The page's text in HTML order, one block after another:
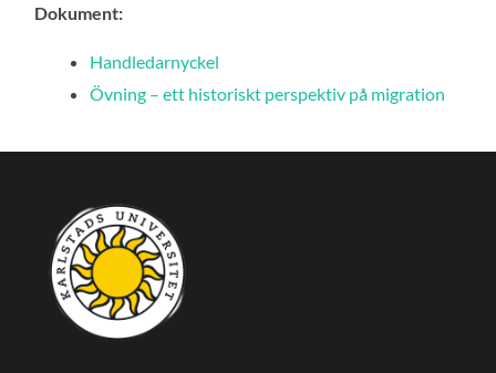
Dokument:
Handledarnyckel
Övning – ett historiskt perspektiv på migration